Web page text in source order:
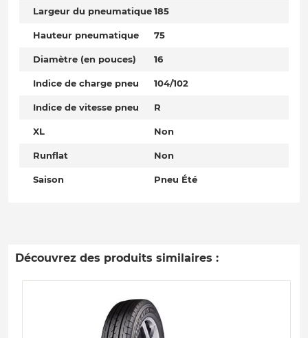
Largeur du pneumatique185
Hauteur pneumatique 75
Diamètre (en pouces) 16
Indice de charge pneu 104/102
Indice de vitesse pneu R
XL Non
Runflat Non
Saison Pneu Été
Découvrez des produits similaires :